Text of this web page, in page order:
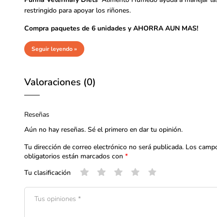
restringido para apoyar los riñones.
Compra paquetes de 6 unidades y AHORRA AUN MAS!
Seguir leyendo »
Valoraciones (0)
Reseñas
Aún no hay reseñas. Sé el primero en dar tu opinión.
Tu dirección de correo electrónico no será publicada. Los
obligatorios están marcados con *
Tu clasificación